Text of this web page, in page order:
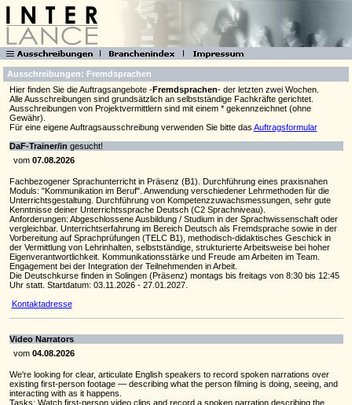
Ausschreibungen: Fremdsprachen
Hier finden Sie die Auftragsangebote -Fremdsprachen- der letzten zwei Wochen.
Alle Ausschreibungen sind grundsätzlich an selbstständige Fachkräfte gerichtet.
Ausschreibungen von Projektvermittlern sind mit einem * gekennzeichnet (ohne
Gewähr).
Für eine eigene Auftragsausschreibung verwenden Sie bitte das Auftragsformular
DaF-Trainer/in gesucht!
vom 07.08.2026
Fachbezogener Sprachunterricht in Präsenz (B1). Durchführung eines praxisnahen
Moduls: "Kommunikation im Beruf". Anwendung verschiedener Lehrmethoden für die
Unterrichtsgestaltung. Durchführung von Kompetenzzuwachsmessungen, sehr gute
Kenntnisse deiner Unterrichtssprache Deutsch (C2 Sprachniveau).
Anforderungen: Abgeschlossene Ausbildung / Studium in der Sprachwissenschaft oder
vergleichbar. Unterrichtserfahrung im Bereich Deutsch als Fremdsprache sowie in der
Vorbereitung auf Sprachprüfungen (TELC B1), methodisch-didaktisches Geschick in
der Vermittlung von Lehrinhalten, selbstständige, strukturierte Arbeitsweise bei hoher
Eigenverantwortlichkeit. Kommunikationsstärke und Freude am Arbeiten im Team.
Engagement bei der Integration der Teilnehmenden in Arbeit.
Die Deutschkurse finden in Solingen (Präsenz) montags bis freitags von 8:30 bis 12:45
Uhr statt. Startdatum: 03.11.2026 - 27.01.2027.
Kontaktadresse
Video Narrators
vom 04.08.2026
We're looking for clear, articulate English speakers to record spoken narrations over
existing first-person footage — describing what the person filming is doing, seeing, and
interacting with as it happens.
Tasks: Watch first-person video clips and record a spoken narration describing the